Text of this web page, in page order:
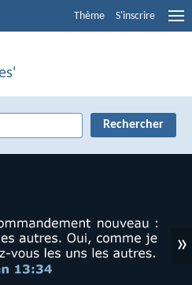
Thème S'inscrire
»